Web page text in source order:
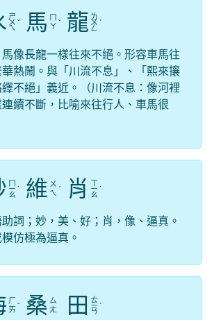
ㄕ
ㄨ
ㄟ
ˇ 馬 ㄚ ˇ 龍 ㄌ
ㄨ
ㄥ
ˊ
像長龍一樣往來不絕。形容車馬往
熱鬧。與「川流不息」、「熙來攘
不絕」義近。（川流不息：像河裡
續不斷，比喻來往行人、車馬很
ㄧ
ㄠ
ˋ 維 ㄨ
ㄟ ˊ 肖 ㄧ
ㄠ
ˋ
詞；妙，美、好；肖，像、逼真。
仿極為逼真。
ㄏ
ㄞ ˇ 桑 ㄙ
ㄤ
田 ㄊ
ㄧ
ㄢ
ˊ